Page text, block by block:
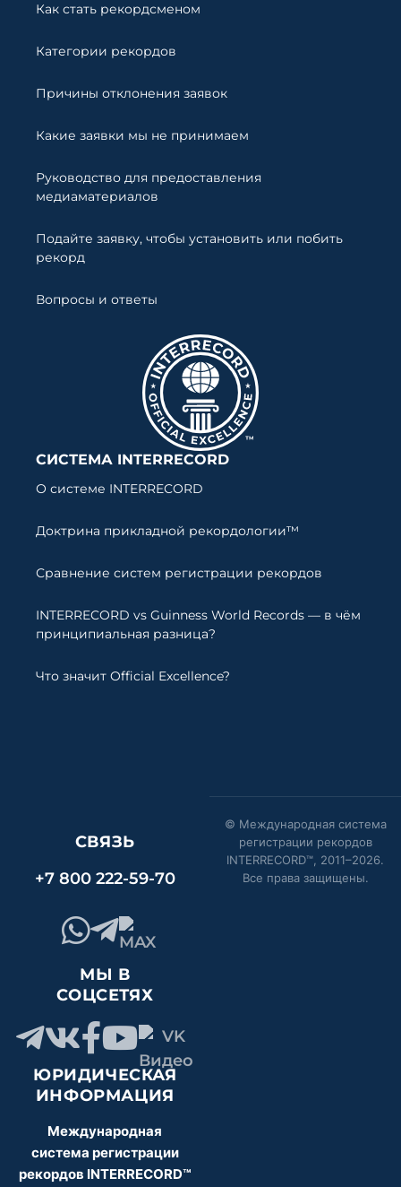
Как стать рекордсменом
Категории рекордов
Причины отклонения заявок
Какие заявки мы не принимаем
Руководство для предоставления
медиаматериалов
Подайте заявку, чтобы установить или побить
рекорд
Вопросы и ответы
СИСТЕМА INTERRECORD
О системе INTERRECORD
Доктрина прикладной рекордологии™
Сравнение систем регистрации рекордов
INTERRECORD vs Guinness World Records — в чём
принципиальная разница?
Что значит Official Excellence?
СВЯЗЬ
+7 800 222-59-70
МЫ В
СОЦСЕТЯХ
ЮРИДИЧЕСКАЯ
ИНФОРМАЦИЯ
Международная
система регистрации
рекордов INTERRECORD™
© Международная система
регистрации рекордов
INTERRECORD™, 2011–2026.
Все права защищены.